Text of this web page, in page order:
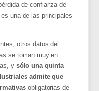
de confianza de
una de las principales
otros datos del
se toman muy en
ysólo una quinta
admite que
obligatorias de